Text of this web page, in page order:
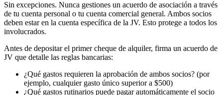
Sin excepciones. Nunca gestiones un acuerdo de asociación a través
de tu cuenta personal o tu cuenta comercial general. Ambos socios
deben estar en la cuenta específica de la JV. Esto protege a todos los
involucrados.
Antes de depositar el primer cheque de alquiler, firma un acuerdo de
JV que detalle las reglas bancarias:
¿Qué gastos requieren la aprobación de ambos socios? (por
ejemplo, cualquier gasto único superior a $500)
¿Qué gastos rutinarios puede pagar automáticamente el socio